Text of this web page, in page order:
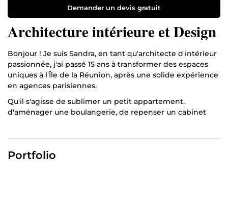
Demander un devis gratuit
Architecture intérieure et Design
Bonjour ! Je suis Sandra, en tant qu'architecte d'intérieur
passionnée, j'ai passé 15 ans à transformer des espaces
uniques à l'Île de la Réunion, après une solide expérience
en agences parisiennes.
Qu'il s'agisse de sublimer un petit appartement,
d'aménager une boulangerie, de repenser un cabinet
➡️ Ma mission
Portfolio